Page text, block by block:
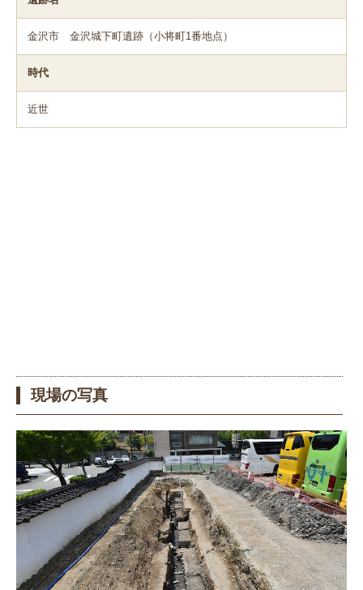
金沢市 金沢城下町遺跡（小将町1番地点）
時代
近世
現場の写真